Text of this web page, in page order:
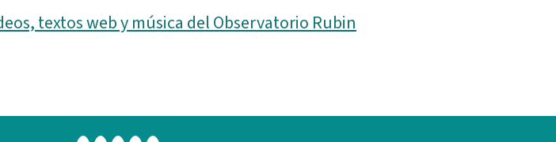
textos web y música del Observatorio Rubin